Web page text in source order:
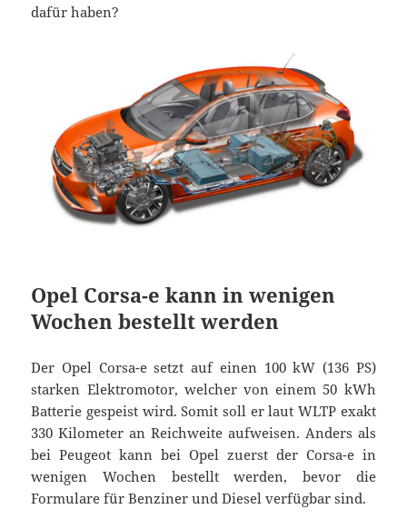
dafür haben?
Opel Corsa-e kann in wenigen
Wochen bestellt werden
Der Opel Corsa-e setzt auf einen 100 kW (136 PS)
starken Elektromotor, welcher von einem 50 kWh
Batterie gespeist wird. Somit soll er laut WLTP exakt
330 Kilometer an Reichweite aufweisen. Anders als
bei Peugeot kann bei Opel zuerst der Corsa-e in
wenigen Wochen bestellt werden, bevor die
Formulare für Benziner und Diesel verfügbar sind.